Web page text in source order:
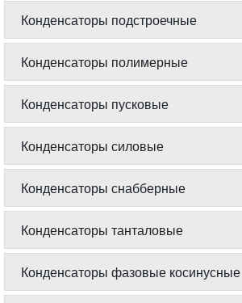
Конденсаторы подстроечные
Конденсаторы полимерные
Конденсаторы пусковые
Конденсаторы силовые
Конденсаторы снабберные
Конденсаторы танталовые
Конденсаторы фазовые косинусные